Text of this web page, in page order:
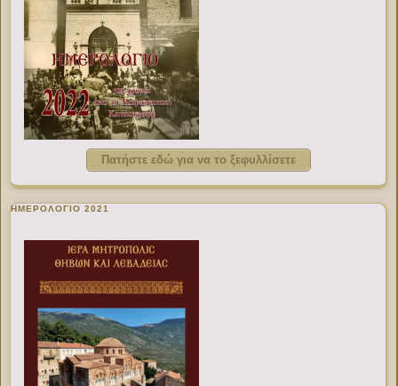
Πατήστε εδώ για να το ξεφυλλίσετε
ΗΜΕΡΟΛΟΓΙΟ 2021